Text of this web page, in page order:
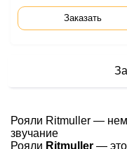
Заказать
Рояли Ritmuller —
звучание
Рояли Ritmuller — это